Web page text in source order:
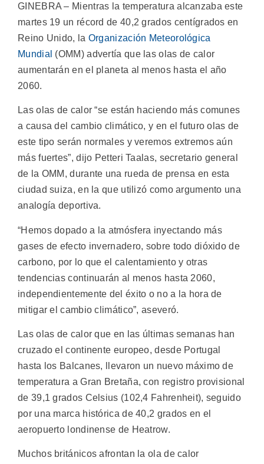
GINEBRA – Mientras la temperatura alcanzaba este
martes 19 un récord de 40,2 grados centígrados en
Reino Unido, la Organización Meteorológica
Mundial (OMM) advertía que las olas de calor
aumentarán en el planeta al menos hasta el año
2060.
Las olas de calor “se están haciendo más comunes
a causa del cambio climático, y en el futuro olas de
este tipo serán normales y veremos extremos aún
más fuertes”, dijo Petteri Taalas, secretario general
de la OMM, durante una rueda de prensa en esta
ciudad suiza, en la que utilizó como argumento una
analogía deportiva.
“Hemos dopado a la atmósfera inyectando más
gases de efecto invernadero, sobre todo dióxido de
carbono, por lo que el calentamiento y otras
tendencias continuarán al menos hasta 2060,
independientemente del éxito o no a la hora de
mitigar el cambio climático”, aseveró.
Las olas de calor que en las últimas semanas han
cruzado el continente europeo, desde Portugal
hasta los Balcanes, llevaron un nuevo máximo de
temperatura a Gran Bretaña, con registro provisional
de 39,1 grados Celsius (102,4 Fahrenheit), seguido
por una marca histórica de 40,2 grados en el
aeropuerto londinense de Heatrow.
Muchos británicos afrontan la ola de calor